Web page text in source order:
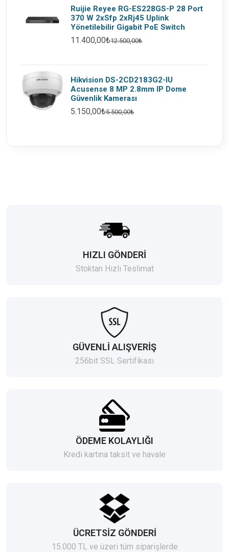
Ruijie Reyee RG-ES228GS-P 28 Port
370 W 2xSfp 2xRj45 Uplink
Yönetilebilir Gigabit PoE Switch
11.400,00₺12.500,00₺
Hikvision DS-2CD2183G2-IU
Acusense 8 MP 2.8mm IP Dome
Güvenlik Kamerası
5.150,00₺5.500,00₺
HIZLI GÖNDERİ
Stoktan Hızlı Teslimat
GÜVENLİ ALIŞVERİŞ
256bit SSL Sertifikası
ÖDEME KOLAYLIĞI
Kredi kartına taksit ve havale
ÜCRETSİZ GÖNDERİ
15.000 TL ve üzeri tüm siparişlerde